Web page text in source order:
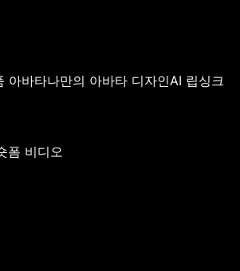
아바타나만의 아바타 디자인AI 립싱크
폼 비디오